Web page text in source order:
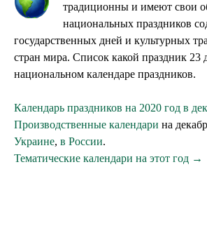
традиционны и имеют свои
национальных праздников
государственных дней и культурных
стран мира. Список какой праздник 23
национальном календаре праздников.
Календарь праздников на 2020 год в
Производственные календари на
Украине, в России.
Тематические календари на этот год →